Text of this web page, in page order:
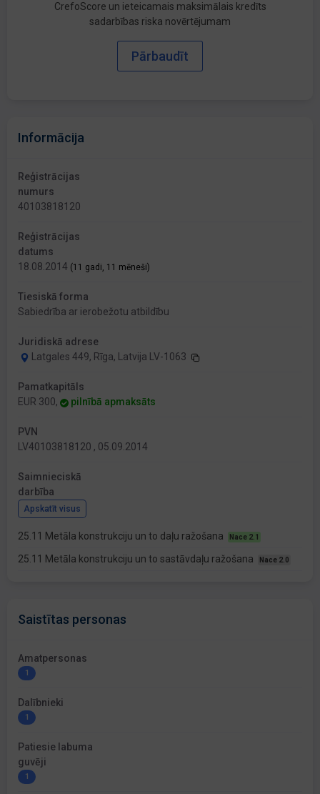
CrefoScore un ieteicamais maksimālais kredīts
sadarbības riska novērtējumam
Pārbaudīt
Informācija
Reģistrācijas
numurs
40103818120
Reģistrācijas
datums
18.08.2014 (11 gadi, 11 mēneši)
Tiesiskā forma
Sabiedrība ar ierobežotu atbildību
Juridiskā adrese
Latgales 449, Rīga, Latvija LV-1063
Pamatkapitāls
EUR 300,
pilnībā apmaksāts
PVN
LV40103818120 , 05.09.2014
Saimnieciskā
darbība
Apskatīt visus
25.11 Metāla konstrukciju un to daļu ražošana Nace 2.1
25.11 Metāla konstrukciju un to sastāvdaļu ražošana Nace 2.0
Saistītas personas
Amatpersonas
1
Dalībnieki
1
Patiesie labuma
guvēji
1